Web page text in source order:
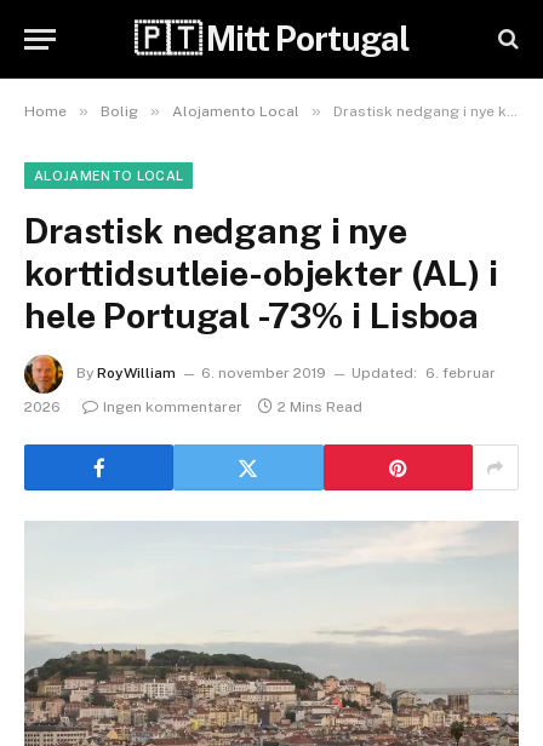
🇵🇹 Mitt Portugal
Home » Bolig » Alojamento Local » Drastisk nedgang i nye korttidsutleie-objekter (AL) i hele Portugal -73% i Lisboa
ALOJAMENTO LOCAL
Drastisk nedgang i nye
korttidsutleie-objekter (AL) i
hele Portugal -73% i Lisboa
By RoyWilliam 6. november 2019 Updated:
6. februar
2026
Ingen kommentarer 2 Mins Read